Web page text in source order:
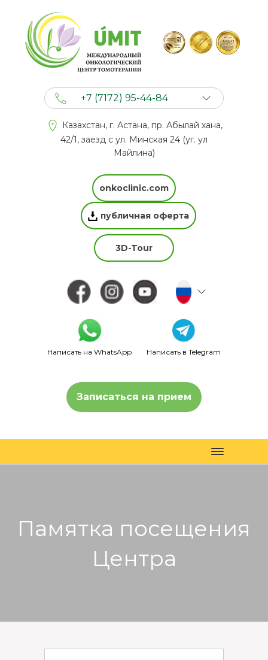
+7 (7172) 95-44-84
+7 (777) 201 44 44
Казахстан, г. Астана, пр. Абылай хана,
42/1, заезд с ул. Минская 24 (уг. ул
Майлина)
onkoclinic.com
публичная оферта
3D-Tour
Написать на WhatsApp Написать в Telegram
Записаться на прием
Toggle
navigation
Памятка посещения
Центра